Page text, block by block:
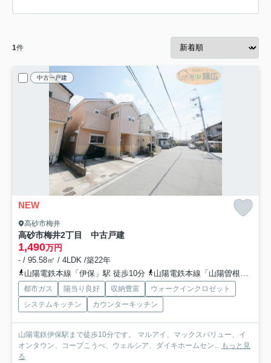
1件
中古一戸建
NEW
高砂市梅井
高砂市梅井2丁目 中古戸建
1,490万円
- / 95.58㎡ / 4LDK /築22年
山陽電鉄本線「伊保」駅 徒歩10分
山陽電鉄本線「山陽曽根」駅 徒歩13分
都市ガス 陽当り良好 収納豊富
ウォークインクロゼット
システムキッチン
カウンターキッチン
山陽電鉄伊保駅まで徒歩10分です。 マルアイ、マックスバリュー、イ
オンタウン、コープこうべ、ウェルシア、ダイキホームセン... もっと見
る